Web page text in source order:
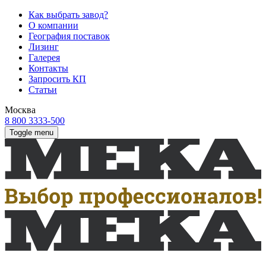
Как выбрать завод?
О компании
География поставок
Лизинг
Галерея
Контакты
Запросить КП
Статьи
Москва
8 800 3333-500
Toggle menu